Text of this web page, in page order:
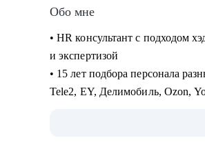
Обо мне
• HR консультант с подходом
и экспертизой
• 15 лет подбора персонала
Tele2, EY, Делимобиль, Ozon,
• Много работала напрямую с